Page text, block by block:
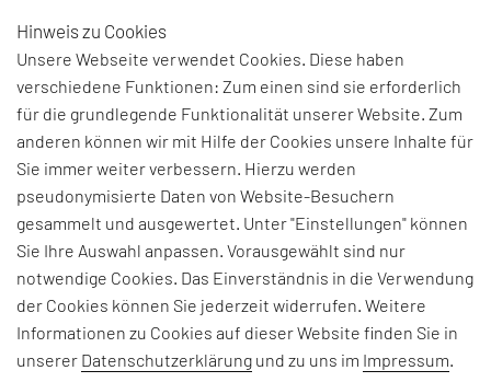
„3D-DRUCK BIRGT
NAHEZU UNENDLICHE
MÖGLICHKEITEN...“
Interview mit Christian Kirner,
Geschäftsführer Operations
(COO), EOS GmbH
DIALOG: Herr Kirner, die Additive
Hinweis zu Cookies
Unsere Webseite verwendet Cookies. Diese haben
verschiedene Funktionen: Zum einen sind sie erforderlich
für die grundlegende Funktionalität unserer Website. Zum
anderen können wir mit Hilfe der Cookies unsere Inhalte für
Sie immer weiter verbessern. Hierzu werden
pseudonymisierte Daten von Website-Besuchern
gesammelt und ausgewertet. Unter "Einstellungen" können
Sie Ihre Auswahl anpassen. Vorausgewählt sind nur
notwendige Cookies. Das Einverständnis in die Verwendung
der Cookies können Sie jederzeit widerrufen. Weitere
Informationen zu Cookies auf dieser Website finden Sie in
unserer Datenschutzerklärung und zu uns im Impressum.